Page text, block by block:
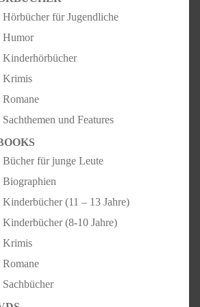
Hörbücher für Jugendliche
Humor
Kinderhörbücher
Krimis
Romane
Sachthemen und Features
Bücher für junge Leute
Biographien
Kinderbücher (11 – 13 Jahre)
Kinderbücher (8-10 Jahre)
Krimis
Romane
Sachbücher